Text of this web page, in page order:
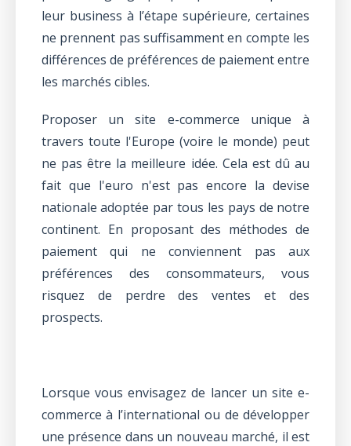
leur business à l’étape supérieure, certaines
ne prennent pas suffisamment en compte les
différences de préférences de paiement entre
les marchés cibles.
Proposer un site e-commerce unique à
travers toute l'Europe (voire le monde) peut
ne pas être la meilleure idée. Cela est dû au
fait que l'euro n'est pas encore la devise
nationale adoptée par tous les pays de notre
continent. En proposant des méthodes de
paiement qui ne conviennent pas aux
préférences des consommateurs, vous
risquez de perdre des ventes et des
prospects.
Lorsque vous envisagez de lancer un site e-
commerce à l’international ou de développer
une présence dans un nouveau marché, il est